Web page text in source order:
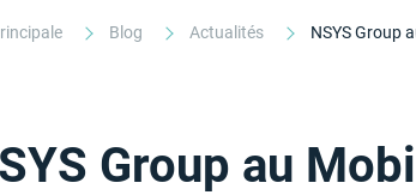
Blog Actualités NSYS Group
Group au